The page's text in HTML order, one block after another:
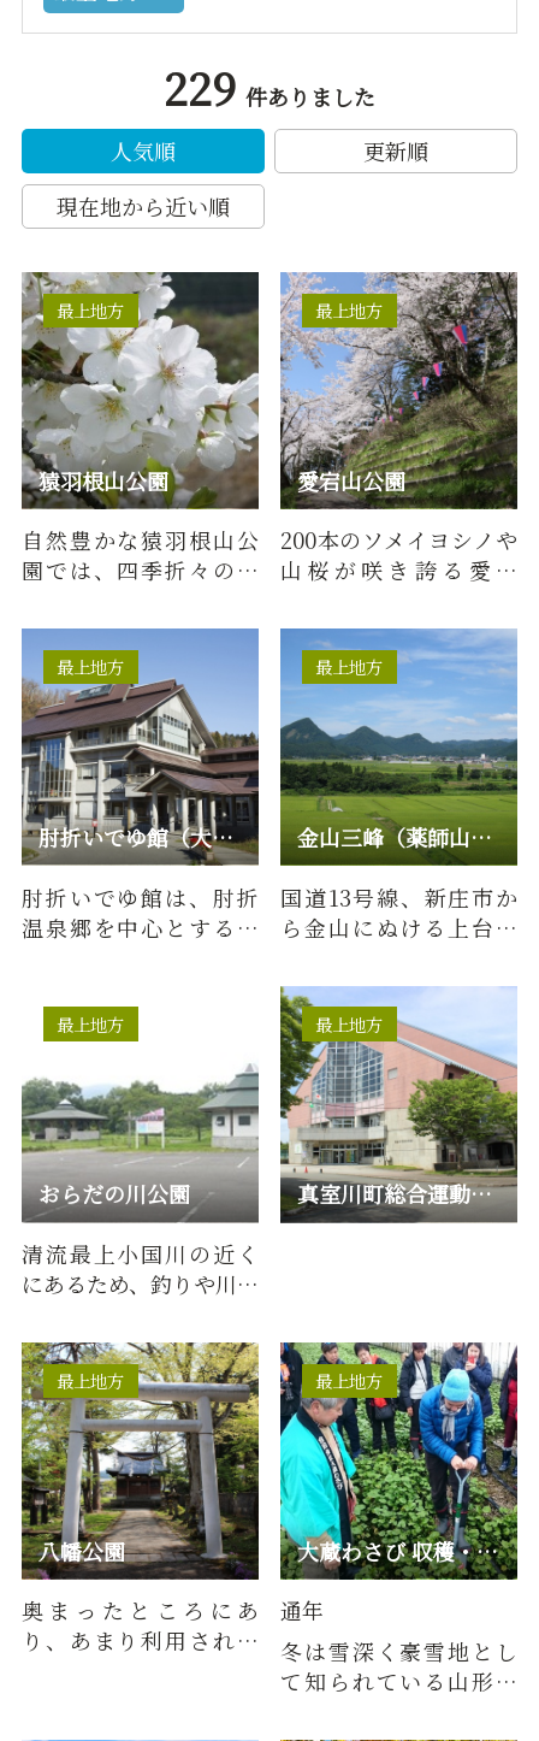
229 件ありました
人気順
更新順
現在地から近い順
猿羽根山公園
最上地方
自然豊かな猿羽根山公
園では、四季折々の花
できます。縁結びや子宝
などに…
愛宕山公園
最上地方
200本のソメイヨシノや
山桜が咲き誇る愛宕
ライトアップを実施
し、幻想的…
肘折いでゆ館（大蔵村観光協会）
最上地方
肘折いでゆ館は、肘折
温泉郷を中心とする大
的な施設…
金山三峰（薬師山・中の森・熊鷹森）
最上地方
国道13号線、新庄市か
ら金山にぬける上台峠
つの山を眺めることが
出来る…
おらだの川公園
最上地方
清流最上小国川の近く
にあるため、釣りや川遊
です。
真室川町総合運動公園
最上地方
八幡公園
最上地方
奥まったところにあ
り、あまり利用されて
大蔵わさび 収穫・加工体験
最上地方
通年
冬は雪深く豪雪地とし
て知られている山形県